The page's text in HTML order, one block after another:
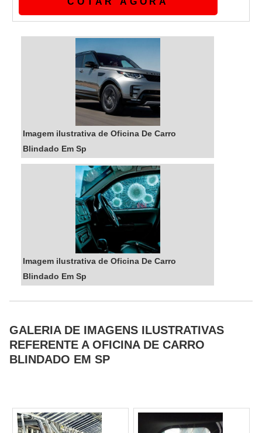
quanto custa blindagem, com os
colaboradores da Shelter Blindagens
DETALHES INTERESSANTES SOBRE
QUANTO CUSTA BLINDAGEM...
Imagem ilustrativa de Oficina De Carro
Blindado Em Sp
Imagem ilustrativa de Oficina De Carro
Blindado Em Sp
GALERIA DE IMAGENS ILUSTRATIVAS
REFERENTE A OFICINA DE CARRO
BLINDADO EM SP